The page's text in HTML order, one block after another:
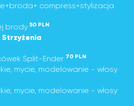
compress+stylizacja
brody 50 PLN
Strzyżenia
Split-Ender 70 PLN
mycie, modelowanie - włosy
mycie, modelowanie - włosy